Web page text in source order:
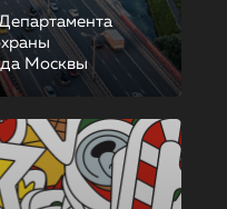
Москвы